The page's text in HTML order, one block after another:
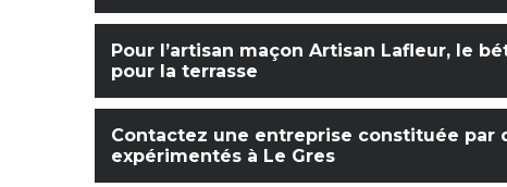
Pour l’artisan maçon Artisan Lafleur, le
pour la terrasse
Contactez une entreprise constituée
expérimentés à Le Gres